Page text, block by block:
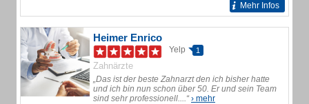
Mehr Infos
Heimer Enrico
Yelp 1
Zahnärzte
„Das ist der beste Zahnarzt den ich bisher hatte
und ich bin nun schon über 50. Er und sein Team
sind sehr professionell....“› mehr